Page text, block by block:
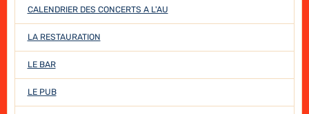
CALENDRIER DES CONCERTS A L'AU
LA RESTAURATION
LE BAR
LE PUB